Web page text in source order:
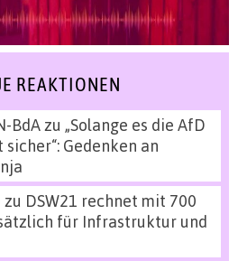
REAKTIONEN
BdAzu „Solange es die AfD
Gedenken an
zu DSW21 rechnet mit 700
für Infrastruktur und